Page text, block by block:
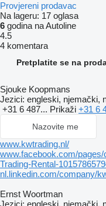
Provjereni prodavac
Na lageru: 17 oglasa
6 godina na Autoline
4.5
4 komentara
Pretplatite se na
Sjouke Koopmans
Jezici: engleski, njemački,
+31 6 487... Prikaži +31 6
Nazovite me
www.kwtrading.nl/
www.facebook.com/
Trading-Rental-
nl.linkedin.com/company/
Ernst Woortman
Jezici: engleski, njemački,